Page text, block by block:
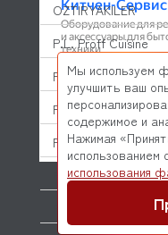
OZTIRYAKILER
P.L. Proff Cuisine
PACKVAC
PACOJET
PANERO
PARKER
© 2026 Kitchen-
и оборудования
Мы используем
улучшить ваш
содержимое и
Нажимая
использования